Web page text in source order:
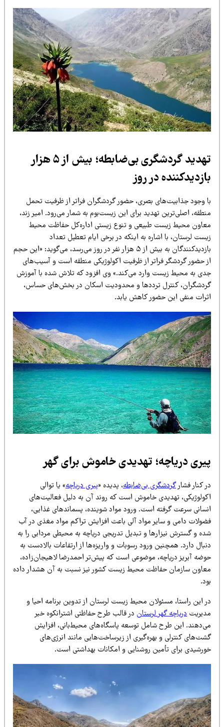
تهدید گردشگری بی‌ضابطه؛ بیش از ۵ هزار
در روز
وجود جذابیت‌های بصری، حضور گردشگران فراتر از ظرفیت تحمل
اصلی‌ترین تهدید برای این زیست‌بوم به شمار می‌رود. امیر زند،
محیط زیست طبیعی و تنوع زیستی اداره‌کل حفاظت محیط
لرستان، با اشاره به اینکه در برخی ایام تعطیل تعداد
بازدیدکنندگان به بیش از ۵ هزار نفر در روز می‌رسد، می‌گوید: «این حجم
حضور گردشگر فراتر از ظرفیت اکولوژیکی منطقه است و آسیب‌های
به محیط زیست وارد می‌کند.» وی افزود که تلاش شده با آموزش
کنترل ترددها و محدودیت اسکان در بخش‌های حساس،
منفی این حضور کاهش یابد.
دریاچه؛ تهدیدی خاموش برای گهر
کنار فشارگردشگری بی‌ضابطه، پدیده «پیری دریاچه» یا توالی
تهدیدی خاموش است که روند آن به دلیل فعالیت‌های
سرعت گرفته است. ورود مواد شوینده، پسماندهای غذایی،
دامی و سایر مواد آلی باعث افزایش تراکم مواد مغذی در آب
و گسترش نیزارها و تبدیل تدریجی دریاچه به محیطی مردابی را به
دارد. همچنین ورود رسوبات و واریزه‌ها از ارتفاعات بالادست به
آبریز دریاچه، موضوعی است که پیش‌تر احمدرضا لاهیجان‌زاده،
سازمان حفاظت محیط زیست کشور نیز نسبت به آن هشدار داده
این راستا، مسئولان محیط زیست لرستان از تدوین برنامه احیا و
دریاچه گهر لرستاندر قالب طرح حفاظتی اشترانکوه خبر
این طرح شامل توسعه پاسگاه‌های محیط‌بانی، افزایش
کنترلی و بهره‌گیری از زیرساخت‌هایی مانند انرژی‌های
برای تأمین روشنایی و امکانات بهداشتی است.